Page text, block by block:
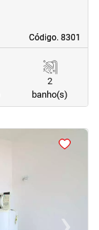
Código. 8301
Código. 8301
2
banho(s)